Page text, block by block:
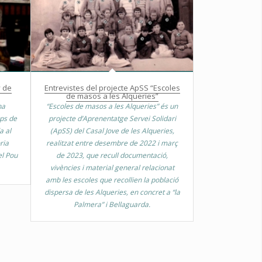
de
de
al
Pou
Entrevistes del projecte ApSS “Escoles
de masos a les Alqueries”
“Escoles de masos a les Alqueries” és un
projecte d’Aprenentatge Servei Solidari
(ApSS) del Casal Jove de les Alqueries,
realitzat entre desembre de 2022 i març
de 2023, que recull documentació,
vivències i material general relacionat
amb les escoles que recollien la població
dispersa de les Alqueries, en concret a “la
Palmera” i Bellaguarda.